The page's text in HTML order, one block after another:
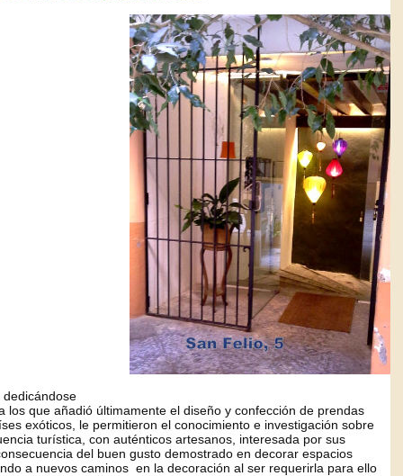
que añadió últimamente el diseño y confección de prendas
exóticos, le permitieron el conocimiento e investigación sobre
turística, con auténticos artesanos, interesada por sus
del buen gusto demostrado en decorar espacios
a nuevos caminos en la decoración al ser requerirla para ello